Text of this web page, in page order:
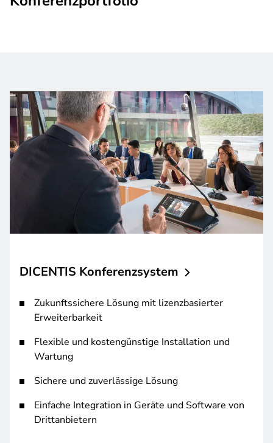
DICENTIS Konferenzsystem
Zukunftssichere Lösung mit lizenzbasierter
Erweiterbarkeit
Flexible und kostengünstige Installation und
Wartung
Sichere und zuverlässige Lösung
Einfache Integration in Geräte und Software von
Drittanbietern